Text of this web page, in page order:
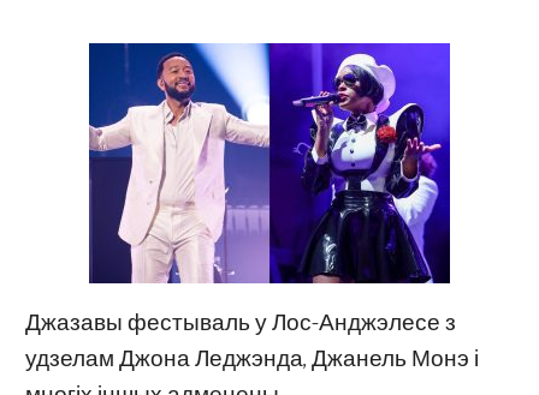
Джазавы фестываль у Лос-Анджэлесе з
удзелам Джона Леджэнда, Джанель Монэ і